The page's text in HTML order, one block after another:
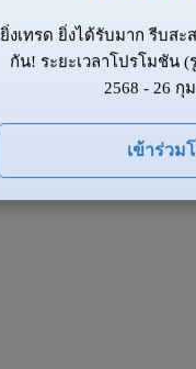
ยิ่งเทรด ยิ่งได้รับมาก รีบส
กัน! ระยะเวลาโปรโมชัน
2568 - 26 กุ
เข้าร่วม